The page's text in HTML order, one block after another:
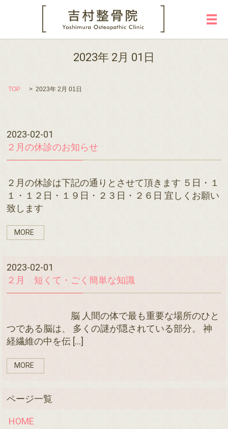
メ
2023年 2月 01日
TOP 2023年 2月 01日
2023-02-01
２月の休診のお知らせ
２月の休診は下記の通りとさせて頂きます ５日・１
１・１２日・１９日・２３日・２６日 宜しくお願い
致します
MORE
2023-02-01
２月 短くて・ごく簡単な知識
脳 人間の体で最も重要な場所のひと
つである脳は、 多くの謎が隠されている部分。 神
経繊維の中を伝 […]
MORE
HOME